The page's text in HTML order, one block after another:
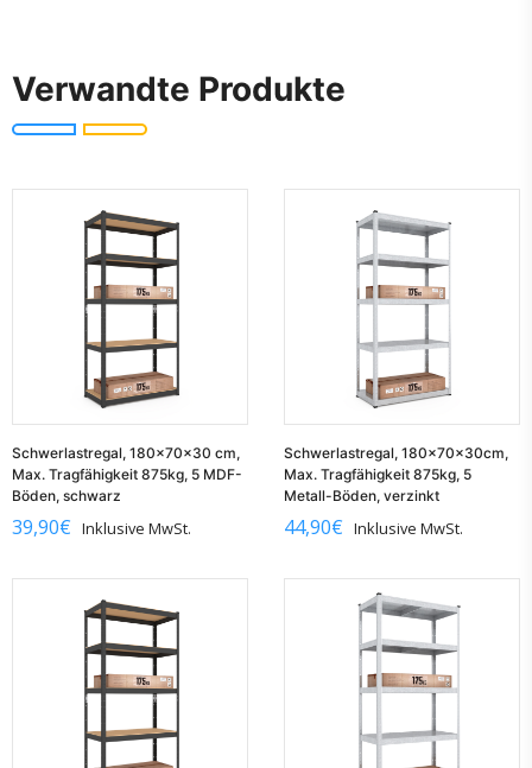
Verwandte Produkte
Schwerlastregal, 180x70x30 cm,
Max. Tragfähigkeit 875kg, 5 MDF-
Böden, schwarz
39,90€ Inklusive MwSt.
Schwerlastregal, 180x70x30cm,
Max. Tragfähigkeit 875kg, 5
Metall-Böden, verzinkt
44,90€ Inklusive MwSt.